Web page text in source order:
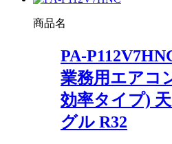
商品名
PA-
業務用エアコ
効率タイプ)
グル R32